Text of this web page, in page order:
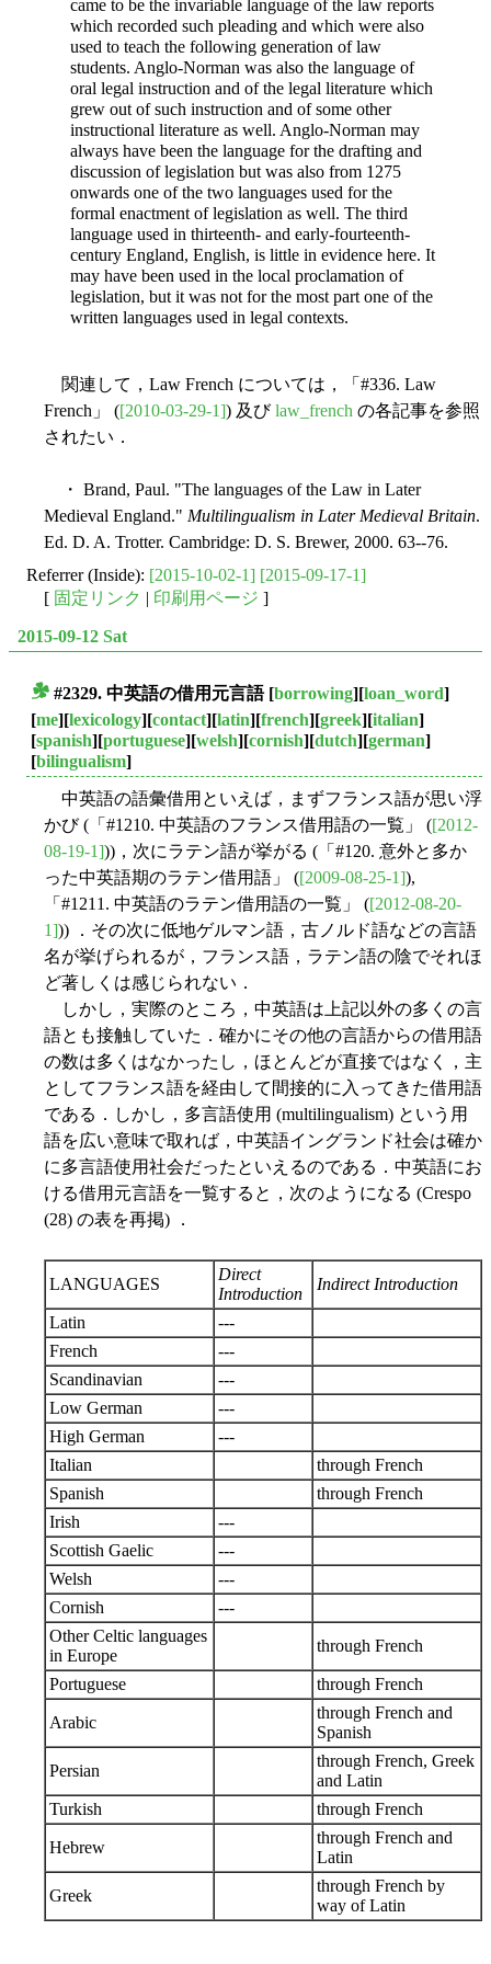
came to be the invariable language of the law reports
which recorded such pleading and which were also
used to teach the following generation of law
students. Anglo-Norman was also the language of
oral legal instruction and of the legal literature which
grew out of such instruction and of some other
instructional literature as well. Anglo-Norman may
always have been the language for the drafting and
discussion of legislation but was also from 1275
onwards one of the two languages used for the
formal enactment oflegislation as well. The third
language used in thirteenth- and early-fourteenth-
century England, English, is little in evidence here. It
may have been used in the local proclamation of
legislation, but it was not for the most part one of the
written languages used in legal contexts.
関連して，Law French については，「#336. Law
French」 ([2010-03-29-1]) 及びlaw_french の各記事を参照
されたい．
・ Brand, Paul. "The languages of the Law in Later
Medieval England." Multilingualism in Later Medieval Britain.
Ed. D. A. Trotter. Cambridge: D. S. Brewer, 2000. 63--76.
Referrer (Inside): [2015-10-02-1] [2015-09-17-1]
[ 固定リンク 印刷用ページ ]
2015-09-12 Sat
#2329. 中英語の借用元言語[borrowing][loan_word]
[me][lexicology][contact][latin][french][greek][italian]
[spanish][portuguese][welsh][cornish][dutch][german]
[bilingualism]
中英語の語彙借用といえば，まずフランス語が思い浮
かび (「#1210. 中英語のフランス借用語の一覧」 ([2012-
08-19-1]))，次にラテン語が挙がる (「#120. 意外と多か
った中英語期のラテン借用語」 ([2009-08-25-1]),
「#1211. 中英語のラテン借用語の一覧」 ([2012-08-20-
1])) ．その次に低地ゲルマン語，古ノルド語などの言語
名が挙げられるが，フランス語，ラテン語の陰でそれほ
ど著しくは感じられない．
しかし，実際のところ，中英語は上記以外の多くの言
語とも接触していた．確かにその他の言語からの借用語
の数は多くはなかったし，ほとんどが直接ではなく，主
としてフランス語を経由して間接的に入ってきた借用語
である．しかし，多言語使用 (multilingualism) という用
語を広い意味で取れば，中英語イングランド社会は確か
に多言語使用社会だったといえるのである．中英語にお
ける借用元言語を一覧すると，次のようになる (Crespo
(28) の表を再掲) ．
LANGUAGES
Direct
Introduction
Indirect Introduction
Latin
---
French
---
Scandinavian
---
Low German
---
High German
---
Italian
through French
Spanish
through French
Irish
---
Scottish Gaelic
---
Welsh
---
Cornish
---
Other Celtic languages
in Europe
through French
Portuguese through French
Arabic
through French and
Spanish
Persian
through French, Greek
and Latin
Turkish
through French
Hebrew
through French and
Latin
Greek
through French by
way of Latin